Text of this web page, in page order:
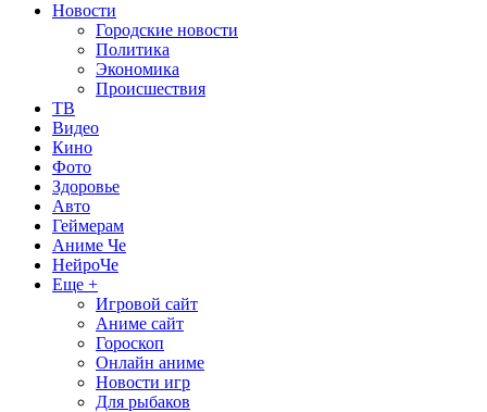
Новости
Городские новости
Политика
Экономика
Происшествия
ТВ
Видео
Кино
Фото
Здоровье
Авто
Геймерам
Аниме Че
НейроЧе
Еще +
Игровой сайт
Аниме сайт
Гороскоп
Онлайн аниме
Новости игр
Для рыбаков